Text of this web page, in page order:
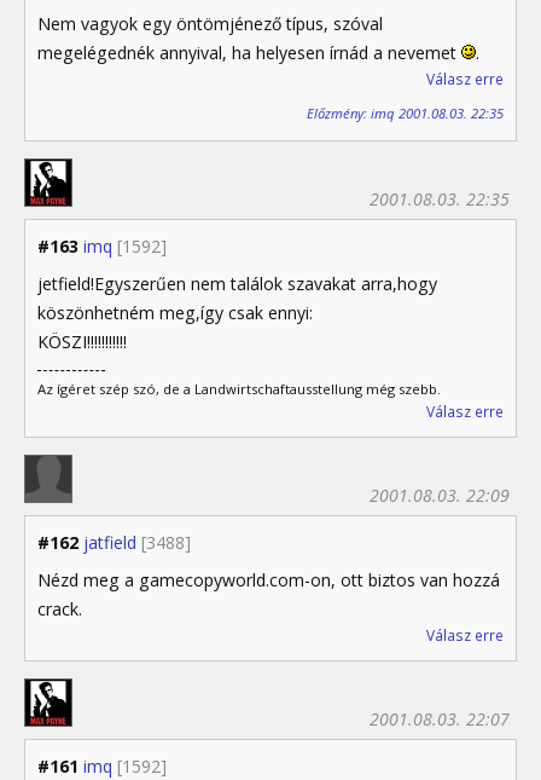
Nem vagyok egy öntömjénező típus, szóval
megelégednék annyival, ha helyesen írnád a nevemet
.
Válasz erre
Előzmény: imq 2001.08.03. 22:35
#163 imq [1592]
2001.08.03. 22:35
jetfield!Egyszerűen nem találok szavakat arra,hogy
köszönhetném meg,így csak ennyi:
KÖSZI!!!!!!!!!!!
Az ígéret szép szó, de a Landwirtschaftausstellung még szebb.
Válasz erre
#162 jatfield [3488]
2001.08.03. 22:09
Nézd meg a gamecopyworld.com-on, ott biztos van hozzá
crack.
Válasz erre
#161 imq [1592]
2001.08.03. 22:07